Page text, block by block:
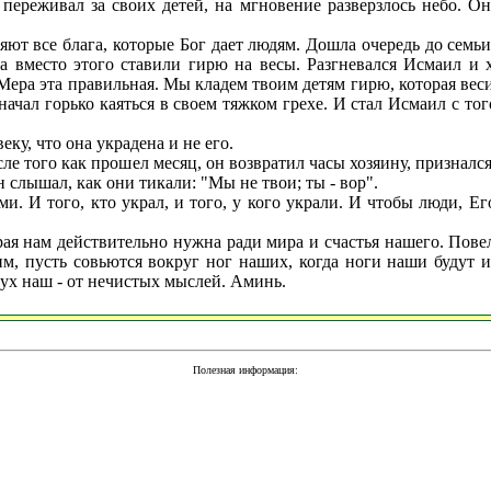
за своих детей, на мгновение разверзлось небо. Он
блага, которые Бог дает людям. Дошла очередь до
этого ставили гирю на весы. Разгневался Исмаил
эта правильная. Мы кладем твоим детям гирю, которая
горько каяться в своем тяжком грехе. И стал Исмаил с
что она украдена и не его.
как прошел месяц, он возвратил часы хозяину,
слышал, как они тикали: "Мы не твои; ты - вор".
И того, кто украл, и того, у кого украли. И чтобы люди,
нам действительно нужна ради мира и счастья нашего.
пусть совьются вокруг ног наших, когда ноги наши
наш - от нечистых мыслей. Аминь.
Полезная информация: